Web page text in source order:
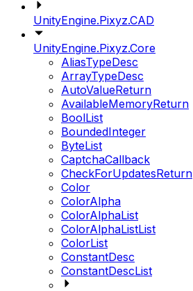
UnityEngine.Pixyz.CAD
UnityEngine.Pixyz.Core
AliasTypeDesc
ArrayTypeDesc
AutoValueReturn
AvailableMemoryReturn
BoolList
BoundedInteger
ByteList
CaptchaCallback
CheckForUpdatesReturn
Color
ColorAlpha
ColorAlphaList
ColorAlphaListList
ColorList
ConstantDesc
ConstantDescList